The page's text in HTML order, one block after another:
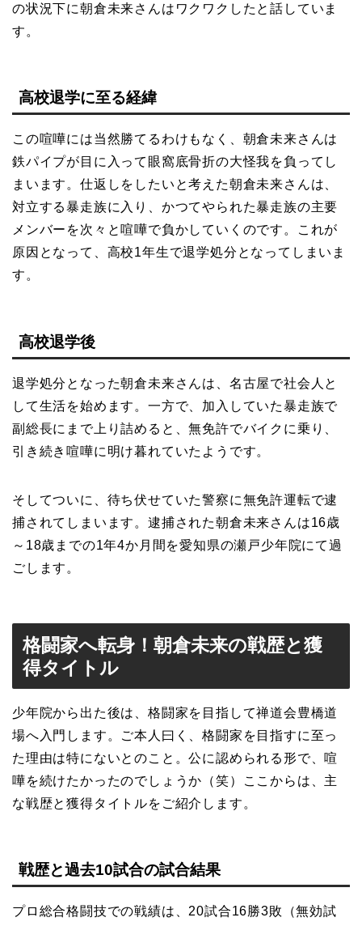
の状況下に朝倉未来さんはワクワクしたと話していま
す。
高校退学に至る経緯
この喧嘩には当然勝てるわけもなく、朝倉未来さんは
鉄パイプが目に入って眼窩底骨折の大怪我を負ってし
まいます。仕返しをしたいと考えた朝倉未来さんは、
対立する暴走族に入り、かつてやられた暴走族の主要
メンバーを次々と喧嘩で負かしていくのです。これが
原因となって、高校1年生で退学処分となってしまいま
す。
高校退学後
退学処分となった朝倉未来さんは、名古屋で社会人と
して生活を始めます。一方で、加入していた暴走族で
副総長にまで上り詰めると、無免許でバイクに乗り、
引き続き喧嘩に明け暮れていたようです。
そしてついに、待ち伏せていた警察に無免許運転で逮
捕されてしまいます。逮捕された朝倉未来さんは16歳
～18歳までの1年4か月間を愛知県の瀬戸少年院にて過
ごします。
格闘家へ転身！朝倉未来の戦歴と獲
得タイトル
少年院から出た後は、格闘家を目指して禅道会豊橋道
場へ入門します。ご本人曰く、格闘家を目指すに至っ
た理由は特にないとのこと。公に認められる形で、喧
嘩を続けたかったのでしょうか（笑）ここからは、主
な戦歴と獲得タイトルをご紹介します。
戦歴と過去10試合の試合結果
プロ総合格闘技での戦績は、20試合16勝3敗（無効試